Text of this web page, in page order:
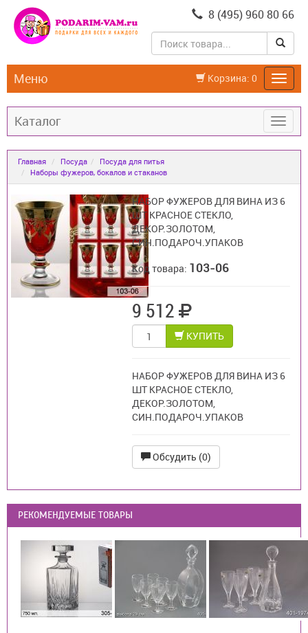
8 (495) 960 80 66
Корзина: 0
Меню
Каталог
Главная Посуда
Посуда для питья
Наборы фужеров, бокалов и стаканов
НАБОР ФУЖЕРОВ ДЛЯ ВИНА ИЗ 6
ШТ КРАСНОЕ СТЕКЛО,
ДЕКОР.ЗОЛОТОМ,
СИН.ПОДАРОЧ.УПАКОВ
Код товара: 103-06
9 512
КУПИТЬ
НАБОР ФУЖЕРОВ ДЛЯ ВИНА ИЗ 6
ШТ КРАСНОЕ СТЕКЛО,
ДЕКОР.ЗОЛОТОМ,
СИН.ПОДАРОЧ.УПАКОВ
Обсудить (0)
РЕКОМЕНДУЕМЫЕ ТОВАРЫ